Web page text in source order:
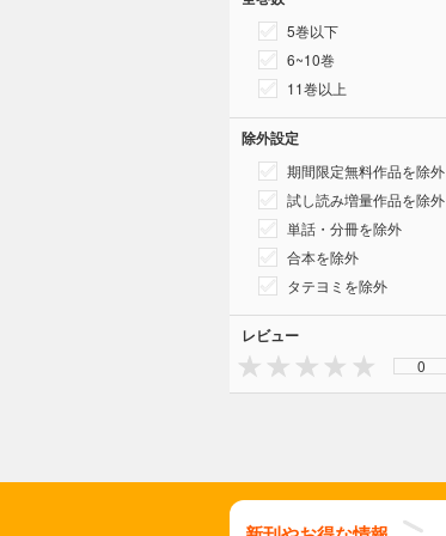
5巻以下
6~10巻
11巻以上
除外設定
期間限定無料作品を除外
試し読み増量作品を除外
単話・分冊を除外
合本を除外
タテヨミを除外
レビュー
0